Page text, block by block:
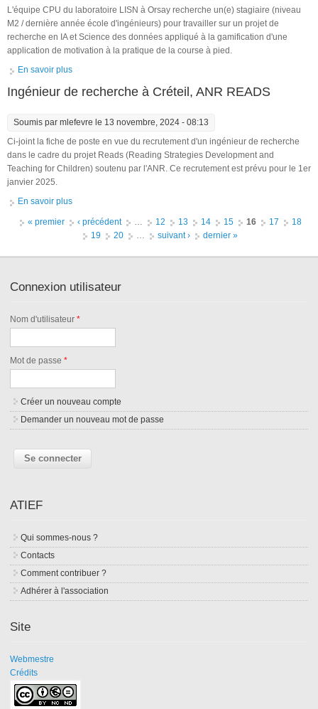
L'équipe CPU du laboratoire LISN à Orsay recherche un(e) stagiaire (niveau
M2 / dernière année école d'ingénieurs) pour travailler sur un projet de
recherche en IA et Science des données appliqué à la gamification d'une
application de motivation à la pratique de la course à pied.
En savoir plus
Ingénieur de recherche à Créteil, ANR READS
Soumis par mlefevre le 13 novembre, 2024 - 08:13
Ci-joint la fiche de poste en vue du recrutement d'un ingénieur de recherche
dans le cadre du projet Reads (Reading Strategies Development and
Teaching for Children) soutenu par l'ANR. Ce recrutement est prévu pour le 1er
janvier 2025.
En savoir plus
Pages« premier ‹ précédent … 12 13 14 15 16 17
18
19
20 … suivant › dernier »
Connexion utilisateur
Nom d'utilisateur*
Mot de passe*
Créer un nouveau compte
Demander un nouveau mot de passe
ATIEF
Qui sommes-nous ?
Contacts
Comment contribuer ?
Adhérer à l'association
Site
Webmestre
Crédits